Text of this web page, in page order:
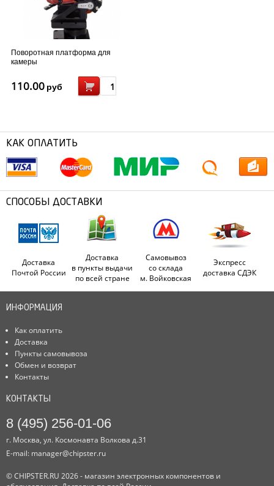
Поворотная платформа для
камеры
110.00 руб
КАК ОПЛАТИТЬ
СПОСОБЫ ДОСТАВКИ
Доставка
Почтой России
Доставка
в пункты выдачи
по всей стране
Самовывоз
со склада
м. Войковская
Экспресс
доставка СДЭК
ИНФОРМАЦИЯ
Как оплатить
Доставка
Пункты самовывоза
Обмен и возврат
Контакты
КОНТАКТЫ
8 (495) 256-01-06
г. Москва, ул. Космонавта Волкова д.31
E-mail: manager@chipster.ru
© CHIPSTER.RU 2026 - магазин электронных компонентов и